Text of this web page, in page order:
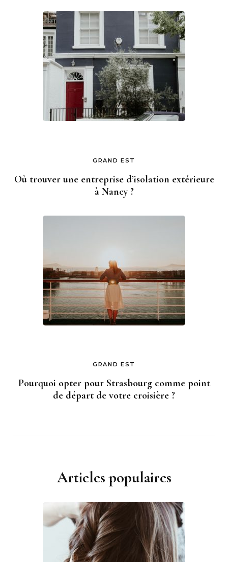
GRAND EST
Où trouver une entreprise d’isolation extérieure
à Nancy ?
GRAND EST
Pourquoi opter pour Strasbourg comme point
de départ de votre croisière ?
Articles populaires